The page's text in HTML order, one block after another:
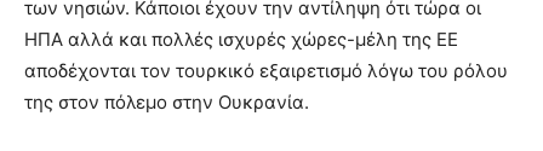
των νησιών. Κάποιοι έχουν την αντίληψη ότι τώρα οι
ΗΠΑ αλλά και πολλές ισχυρές χώρες-μέλη της ΕΕ
αποδέχονται τον τουρκικό εξαιρετισμό λόγω του ρόλου
της στον πόλεμο στην Ουκρανία.